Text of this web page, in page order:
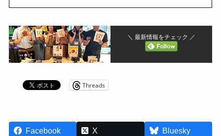
＼ 最新情報をチェック ／
Threads
Facebook X
Bluesky